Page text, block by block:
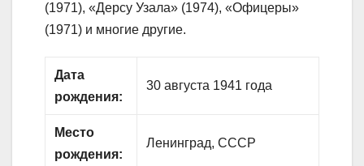
(1971), «Дерсу Узала» (1974), «Офицеры»
(1971) и многие другие.
Дата
рождения:
30 августа 1941 года
Место
рождения:
Ленинград, СССР